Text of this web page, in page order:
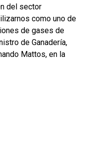
del sector
como uno de
de gases de
de Ganadería,
Mattos, en la